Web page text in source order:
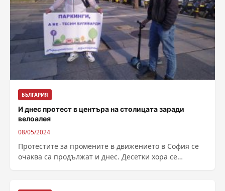
БЪЛГАРИЯ
И днес протест в центъра на столицата заради
велоалея
08/05/2024
Протестите за промените в движението в София се
очаква са продължат и днес. Десетки хора се